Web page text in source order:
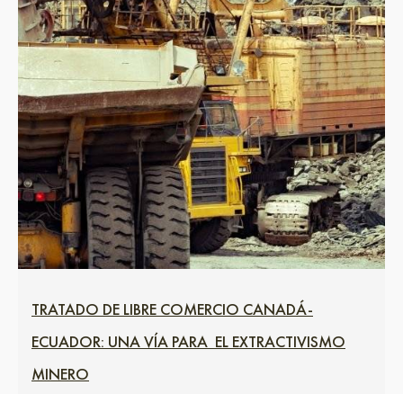
TRATADO DE LIBRE COMERCIO CANADÁ-
ECUADOR: UNA VÍA PARA EL EXTRACTIVISMO
MINERO